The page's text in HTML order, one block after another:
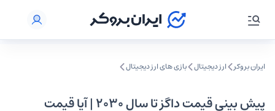
ایران بروکر ارز دیجیتال بازی های ارز دیجیتال
پیش بینی قیمت داگز تا سال 2030 | آیا قیمت